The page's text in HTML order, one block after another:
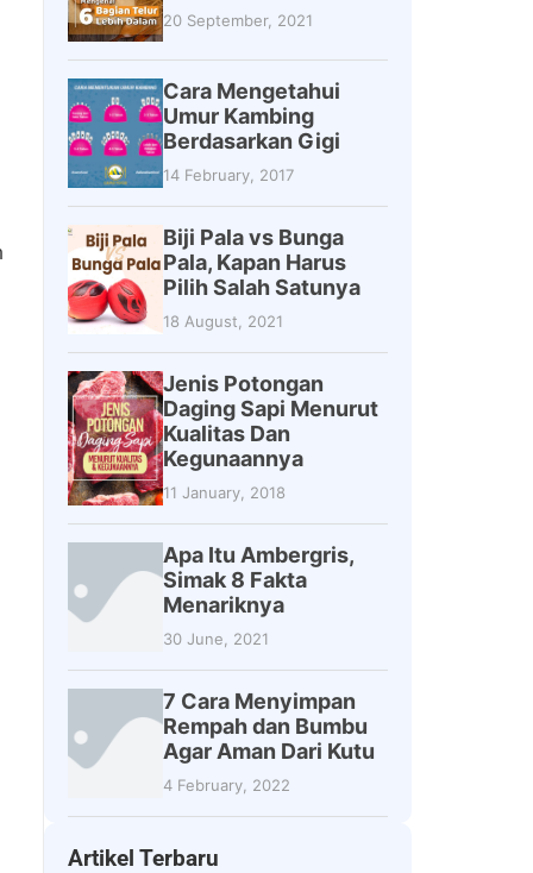
20 September, 2021
Cara Mengetahui
Umur Kambing
Berdasarkan Gigi
14 February, 2017
Biji Pala vs Bunga
Pala, Kapan Harus
Pilih Salah Satunya
18 August, 2021
Jenis Potongan
Daging Sapi Menurut
Kualitas Dan
Kegunaannya
11 January, 2018
Apa Itu Ambergris,
Simak 8 Fakta
Menariknya
30 June, 2021
7 Cara Menyimpan
Rempah dan Bumbu
Agar Aman Dari Kutu
4 February, 2022
Artikel Terbaru